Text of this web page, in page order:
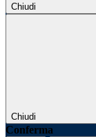
Chiudi
Chiudi
Conferma